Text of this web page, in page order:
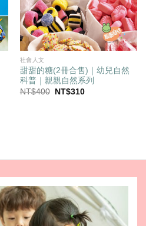
社會人文
甜甜的糖(2冊合售)｜幼兒自然
科普｜親親自然系列
NT$400
原
NT$310目